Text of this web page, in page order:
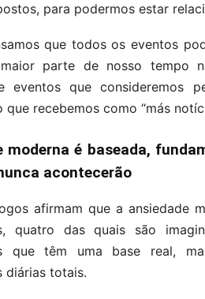
para podermos estar
que todos os eventos
parte de nosso tempo
eventos que consideremos
que recebemos como “más
moderna é baseada,
acontecerão
afirmam que a ansiedade
quatro das quais são
que têm uma base real,
diárias totais.